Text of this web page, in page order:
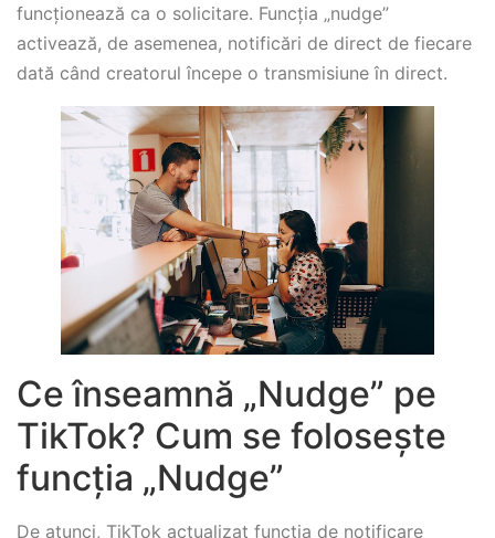
funcționează ca o solicitare. Funcția „nudge”
activează, de asemenea, notificări de direct de fiecare
dată când creatorul începe o transmisiune în direct.
Ce înseamnă „Nudge” pe
TikTok? Cum se folosește
funcția „Nudge”
De atunci, TikTok actualizat funcția de notificare